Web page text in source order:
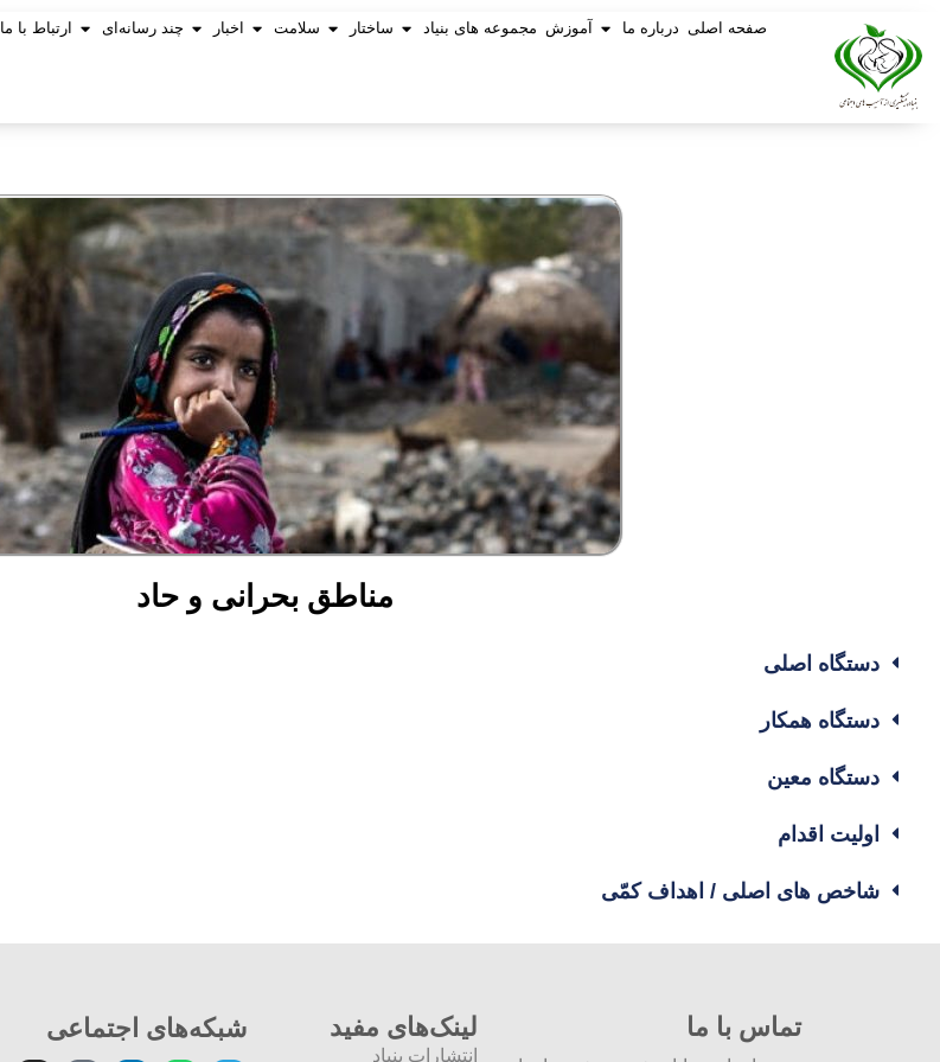
صفحه اصلی درباره ما آموزش مجموعه های بنیاد ساختار سلامت اخبار چند رسانه‌ای ارتباط با ما
مناطق بحرانی و حاد
دستگاه اصلی
دستگاه همکار
دستگاه معین
اولیت اقدام
شاخص های اصلی / اهداف کمّی
تماس با ما لینک‌های مفید
انتشارات بنیاد
شبکه‌های اجتماعی